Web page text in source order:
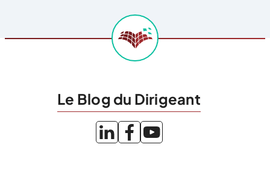
Le Blog du Dirigeant